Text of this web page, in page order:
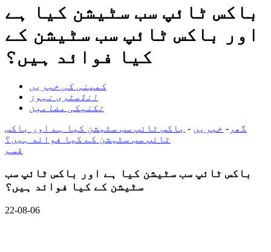
باکس ٹائپ سب سٹیشن کیا ہے
اور باکس ٹائپ سب سٹیشن کے
کیا فوائد ہیں؟
کمپنی کی خبریں
انڈسٹری نیوز
تکنیکی مضامین
گھر - خبریں - باکس ٹائپ سب سٹیشن کیا ہے اور باکس
ٹائپ سب سٹیشن کے کیا فوائد ہیں؟
قسم
باکس ٹائپ سب سٹیشن کیا ہے اور باکس ٹائپ سب
سٹیشن کے کیا فوائد ہیں؟
22-08-06